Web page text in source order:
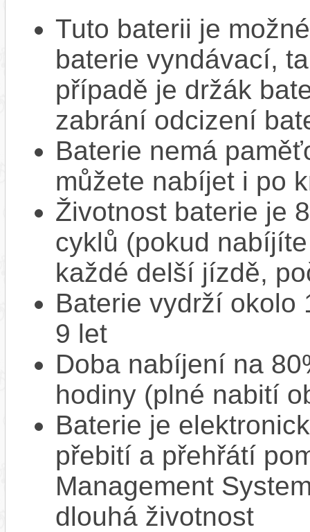
Tuto baterii je
baterie vyndávací,
případě je držák
zabrání odcizení
Baterie nemá
můžete nabíjet i po
Životnost baterie je
cyklů (pokud
každé delší jízdě,
Baterie vydrží okolo
9 let
Doba nabíjení na
hodiny (plné nabití
Baterie je
přebití a přehřátí
Management
dlouhá životnost